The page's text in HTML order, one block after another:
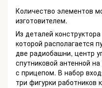
Количество элементов
изготовителем.
Из деталей
которой располагается
две радиобашни, центр
спутниковой антенной
с прицепом. В набор
три фигурки работников